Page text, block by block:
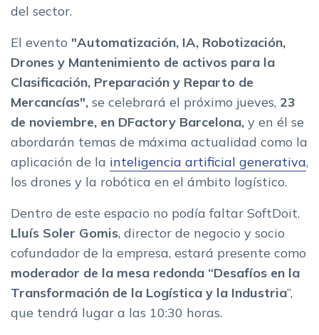
del sector.
El evento "Automatización, IA, Robotización,
Drones y Mantenimiento de activos para la
Clasificación, Preparación y Reparto de
Mercancías", se celebrará el próximo jueves, 23
de noviembre, en DFactory Barcelona, y en él se
abordarán temas de máxima actualidad como la
aplicación de la inteligencia artificial generativa,
los drones y la robótica en el ámbito logístico.
Dentro de este espacio no podía faltar SoftDoit.
Lluís Soler Gomis, director de negocio y socio
cofundador de la empresa, estará presente como
moderador de la mesa redonda “Desafíos en la
Transformación de la Logística y la Industria”,
que tendrá lugar a las 10:30 horas.